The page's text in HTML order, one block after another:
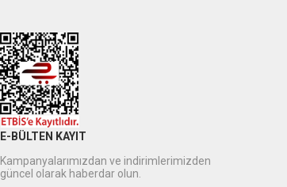
E-BÜLTEN KAYIT
Kampanyalarımızdan ve indirimlerimizden
güncel olarak haberdar olun.